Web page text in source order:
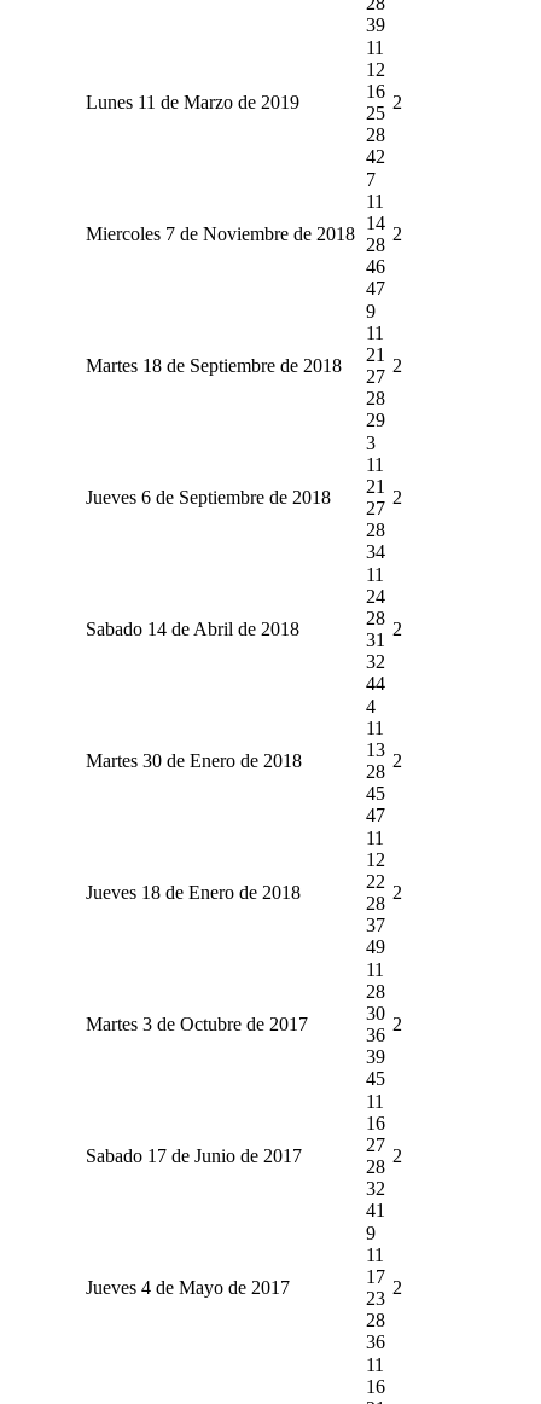
39
Lunes 11 de Marzo de 2019
11
12
16
25
28
42
2
Miercoles 7 de Noviembre de 2018
7
11
14
28
46
47
2
Martes 18 de Septiembre de 2018
9
11
21
27
28
29
2
Jueves 6 de Septiembre de 2018
3
11
21
27
28
34
2
Sabado 14 de Abril de 2018
11
24
28
31
32
44
2
Martes 30 de Enero de 2018
4
11
13
28
45
47
2
Jueves 18 de Enero de 2018
11
12
22
28
37
49
2
Martes 3 de Octubre de 2017
11
28
30
36
39
45
2
Sabado 17 de Junio de 2017
11
16
27
28
32
41
2
Jueves 4 de Mayo de 2017
9
11
17
23
28
36
2
11
16